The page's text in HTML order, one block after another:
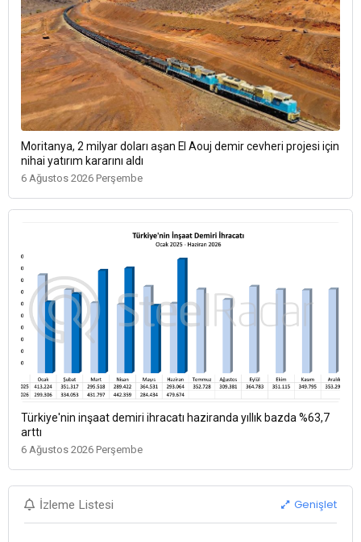
Moritanya, 2 milyar doları aşan El Aouj demir cevheri projesi için
nihai yatırım kararını aldı
6 Ağustos 2026 Perşembe
Türkiye'nin inşaat demiri ihracatı haziranda yıllık bazda %63,7
arttı
6 Ağustos 2026 Perşembe
İzleme Listesi Genişlet